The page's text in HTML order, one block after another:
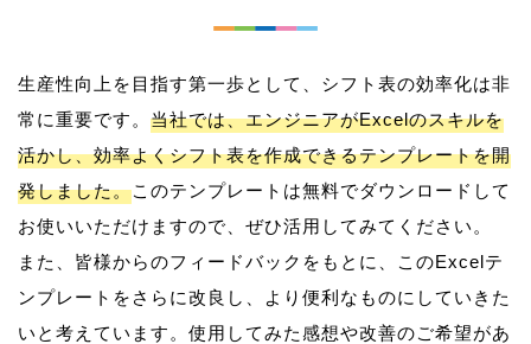
生産性向上を目指す第一歩として、シフト表の効率化は非
常に重要です。 当社では、エンジニアがExcelのスキルを
活かし、効率よくシフト表を作成できるテンプレートを開
発しました。このテンプレートは無料でダウンロードして
お使いいただけますので、ぜひ活用してみてください。
また、皆様からのフィードバックをもとに、このExcelテ
ンプレートをさらに改良し、より便利なものにしていきた
いと考えています。使用してみた感想や改善のご希望があ